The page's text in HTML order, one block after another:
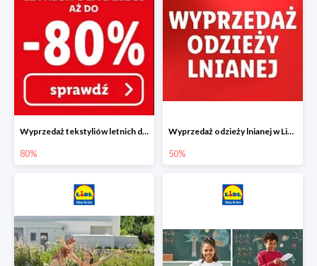
Wyprzedaż tekstyliów letnich dla dzieci w Lidlu Online do -80%
80%
Wyprzedaż odzieży lnianej w Lidlu Online do -50%
50%